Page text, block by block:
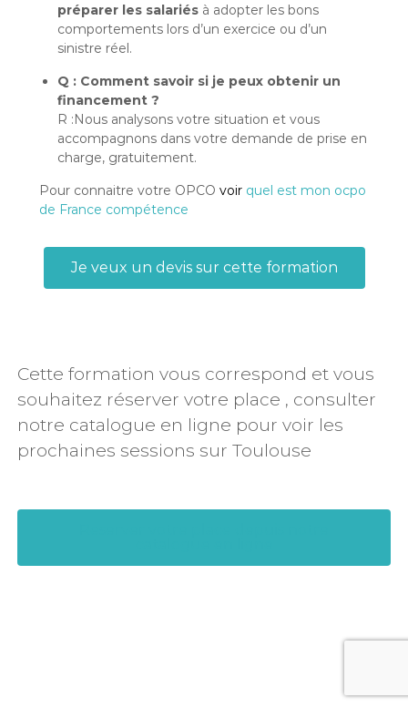
préparer les salariés à adopter les bons
comportements lors d’un exercice ou d’un
sinistre réel.
Q : Comment savoir si je peux obtenir un
financement ?
R :Nous analysons votre situation et vous
accompagnons dans votre demande de prise en
charge, gratuitement.
Pour connaitre votre OPCOvoir quel est mon ocpo
de France compétence
Je veux un devis sur cette formation
Cette formation vous correspond et vous
souhaitez réserver votre place , consulter
notre catalogue en ligne pour voir les
prochaines sessions sur Toulouse